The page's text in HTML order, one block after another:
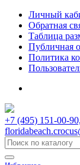
Личный
Обратная
Таблица
Публичная
Политика
+7 (495) 151-00-